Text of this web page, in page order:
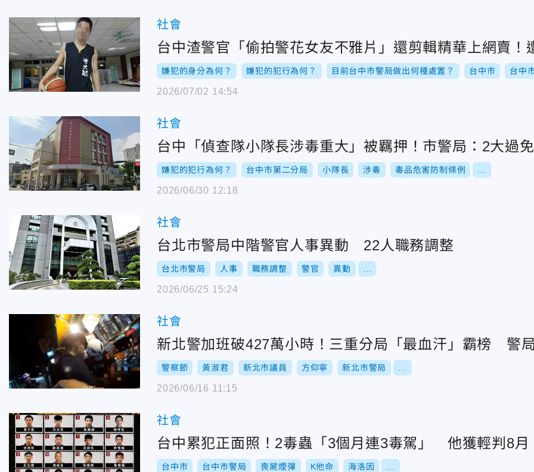
社會
台中渣警官「偷拍警花女友不雅片」還剪輯精華上網賣！
嫌犯的身分為何？ 嫌犯的犯行為何？ 目前台中市警局做出何種處置？ 台中市 台中
2026/07/02 14:54
社會
台中「偵查隊小隊長涉毒重大」被羈押！市警局：2大過
嫌犯的犯行為何？ 台中市第二分局 小隊長 涉毒 毒品危害防制條例
2026/06/30 12:18
社會
台北市警局中階警官人事異動 22人職務調整
台北市警局 人事 職務調整 警官 異動
2026/06/25 15:24
社會
新北警加班破427萬小時！三重分局「最血汗」霸榜 警
警察節 黃淑君 新北市議員 方仰寧 新北市警局
2026/06/16 11:15
社會
台中累犯正面照！2毒蟲「3個月連3毒駕」 他獲輕判8月
台中市 台中市警局 喪屍煙彈 K他命 海洛因